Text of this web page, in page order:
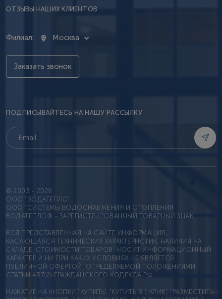
ОТЗЫВЫ НАШИХ КЛИЕНТОВ
Филиал: Москва
Заказать звонок
ПОДПИСЫВАЙТЕСЬ НА НАШУ РАССЫЛКУ
© 2003 - 2026
OOO "ВОДАТЕПЛО"
ООО "СИСТЕМЫ ВОДОСНАБЖЕНИЯ И ОТОПЛЕНИЯ
ВОДАТЕПЛО® - ЗАРЕГИСТРИРОВАННЫЙ ТОВАРНЫЙ ЗНАК
ВСЯ ПРЕДСТАВЛЕННАЯ НА САЙТЕ ИНФОРМАЦИЯ,
КАСАЮЩАЯСЯ ТЕХНИЧЕСКИХ ХАРАКТЕРИСТИК, НАЛИЧИЯ НА
СКЛАДЕ, СТОИМОСТИ ТОВАРОВ, НОСИТ ИНФОРМАЦИОННЫЙ
ХАРАКТЕР И НИ ПРИ КАКИХ УСЛОВИЯХ НЕ ЯВЛЯЕТСЯ
ПУБЛИЧНОЙ ОФЕРТОЙ, ОПРЕДЕЛЯЕМОЙ ПОЛОЖЕНИЯМИ
СТАТЬИ 437(2) ГРАЖДАНСКОГО КОДЕКСА РФ.
НАЖАТИЕ НА КНОПКИ "КУПИТЬ", "КУПИТЬ В 1 КЛИК", "РАЗМЕСТИТЬ